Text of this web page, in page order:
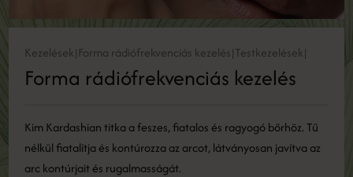
Kezelések|Forma rádiófrekvenciás kezelés|Testkezelések|
Forma rádiófrekvenciás kezelés
Kim Kardashian titka a feszes, fiatalos és ragyogó bőrhöz. Tű
nélkül fiatalítja és kontúrozza az arcot, látványosan javítva az
arc kontúrjait és rugalmasságát.